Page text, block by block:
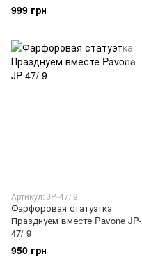
999 грн
Артикул: JP-47/ 9
Фарфоровая статуэтка
Празднуем вместе Pavone JP-
47/ 9
950 грн